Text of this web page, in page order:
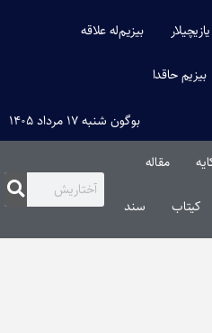
یازیچیلار بیزیم‌له علاقه
بیزیم حاقدا
بوگون شنبه ۱۷ مرداد ۱۴۰۵
مقاله‌
کیتاب سند